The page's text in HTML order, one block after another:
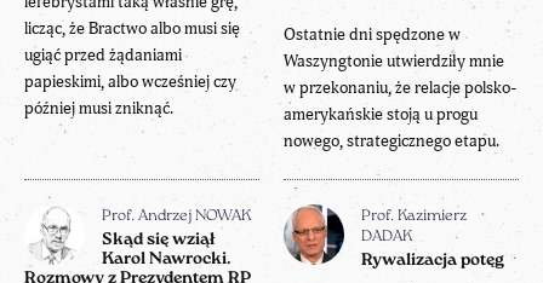
licząc, że Bractwo albo musi się
ugiąć przed żądaniami
papieskimi, albo wcześniej czy
później musi zniknąć.
Ostatnie dni spędzone w
Waszyngtonie utwierdziły mnie
w przekonaniu, że relacje polsko-
amerykańskie stoją u progu
nowego, strategicznego etapu.
Prof. Andrzej NOWAK
Skąd się wziął
Karol Nawrocki.
Rozmowy z Prezydentem RP
Prof. Kazimierz
DADAK
Rywalizacja potęg